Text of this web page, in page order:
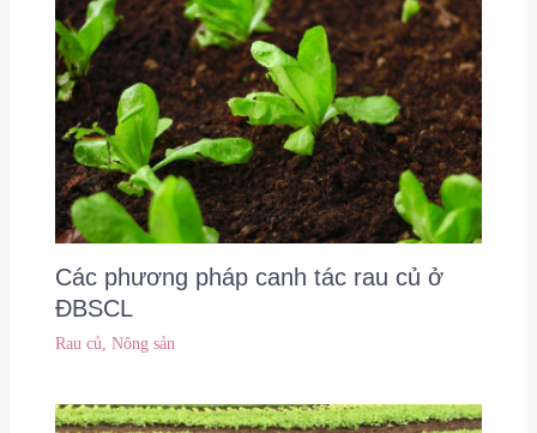
Các phương pháp canh tác rau củ ở
ĐBSCL
Rau củ, Nông sản